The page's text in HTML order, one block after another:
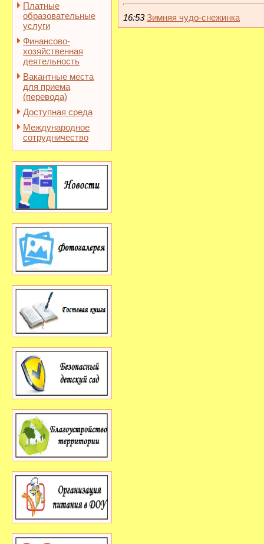
Платные
образовательные
услуги
Финансово-
хозяйственная
деятельность
Вакантные места
для приема
(перевода)
Доступная среда
Международное
сотрудничество
16:53 Зимняя чудо-снежинка